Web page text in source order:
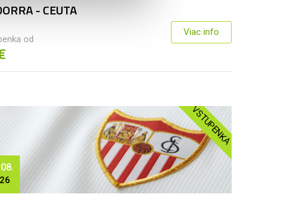
- CEUTA
od
Viac info
VSTUPENKA